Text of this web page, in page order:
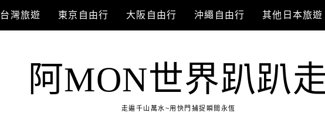
台灣旅遊 東京自由行 大阪自由行 沖繩自由行 其他日本旅遊
阿MON世界趴趴
走遍千山萬水~用快門捕捉瞬間永恆